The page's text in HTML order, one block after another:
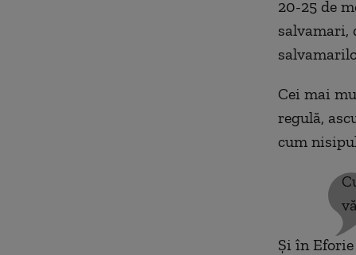
20-25 de
salvamari,
Cei mai
regulă,
cum
Și în